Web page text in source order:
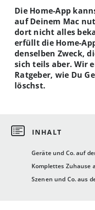
Geräte und Co. auf
Komplettes Zuhause
Szenen und Co. aus
Die Home-App
auf Deinem Mac
dort nicht alles
erfüllt die Home-
denselben Zweck,
sich teils aber. Wir
Ratgeber, wie Du
löschst.